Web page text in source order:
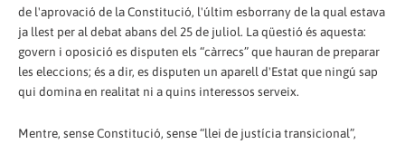
de l'aprovació de la Constitució, l'últim esborrany de la qual estava
ja llest per al debat abans del 25 de juliol. La qüestió és aquesta:
govern i oposició es disputen els “càrrecs” que hauran de preparar
les eleccions; és a dir, es disputen un aparell d'Estat que ningú sap
qui domina en realitat ni a quins interessos serveix.
Mentre, sense Constitució, sense “llei de justícia transicional”,